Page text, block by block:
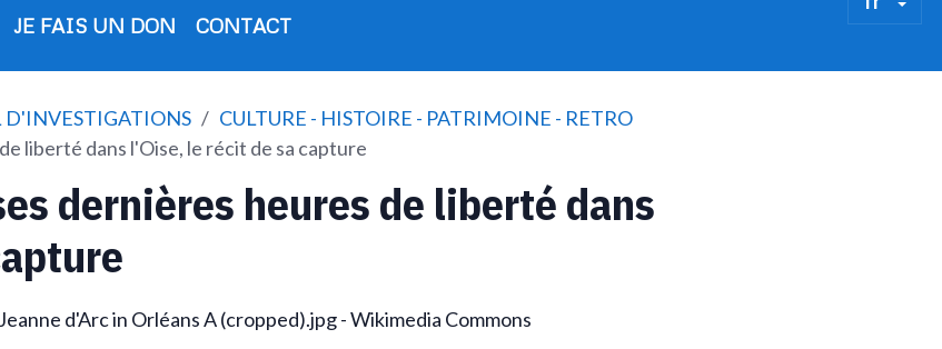
JE FAIS UN DON CONTACT
D'INVESTIGATIONS
CULTURE - HISTOIRE - PATRIMOINE - RETRO
liberté dans l'Oise, le récit de sa capture
dernières heures de liberté dans